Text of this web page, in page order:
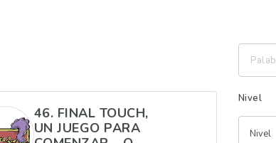
46. FINAL TOUCH,
UN JUEGO PARA
clave
Nivel
Nivel